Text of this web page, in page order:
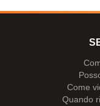
Come
Quando